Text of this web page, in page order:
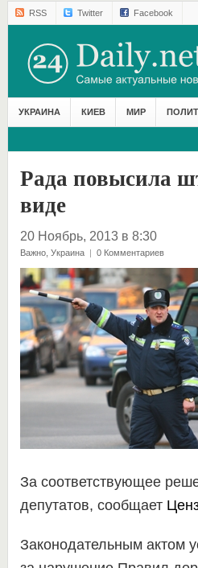
RSS Twitter Facebook
УКРАИНА КИЕВ МИР
Рада повысила
виде
20 Ноябрь, 2013 в 8:30
Важно, Украина | 0 Комментариев
За соответствующее
депутатов, сообщает
Законодательным актом